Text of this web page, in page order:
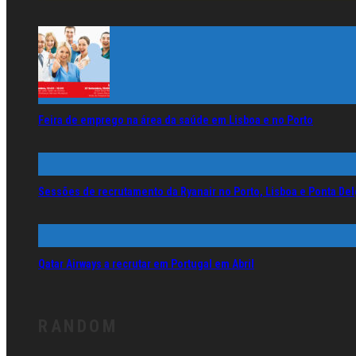
Feira de emprego na área da saúde em Lisboa e no Porto
Sessões de recrutamento da Ryanair no Porto, Lisboa e Ponta
Qatar Airways a recrutar em Portugal em Abril